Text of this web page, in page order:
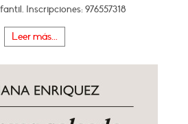
Inscripciones: 976557318
Leer más...